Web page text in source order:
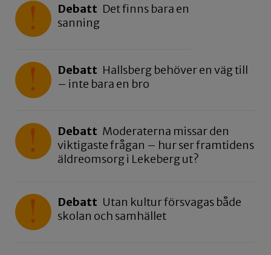
Debatt Det finns bara en
sanning
Debatt Hallsberg behöver en väg till
– inte bara en bro
Debatt Moderaterna missar den
viktigaste frågan – hur ser framtidens
äldreomsorg i Lekeberg ut?
Debatt Utan kultur försvagas både
skolan och samhället